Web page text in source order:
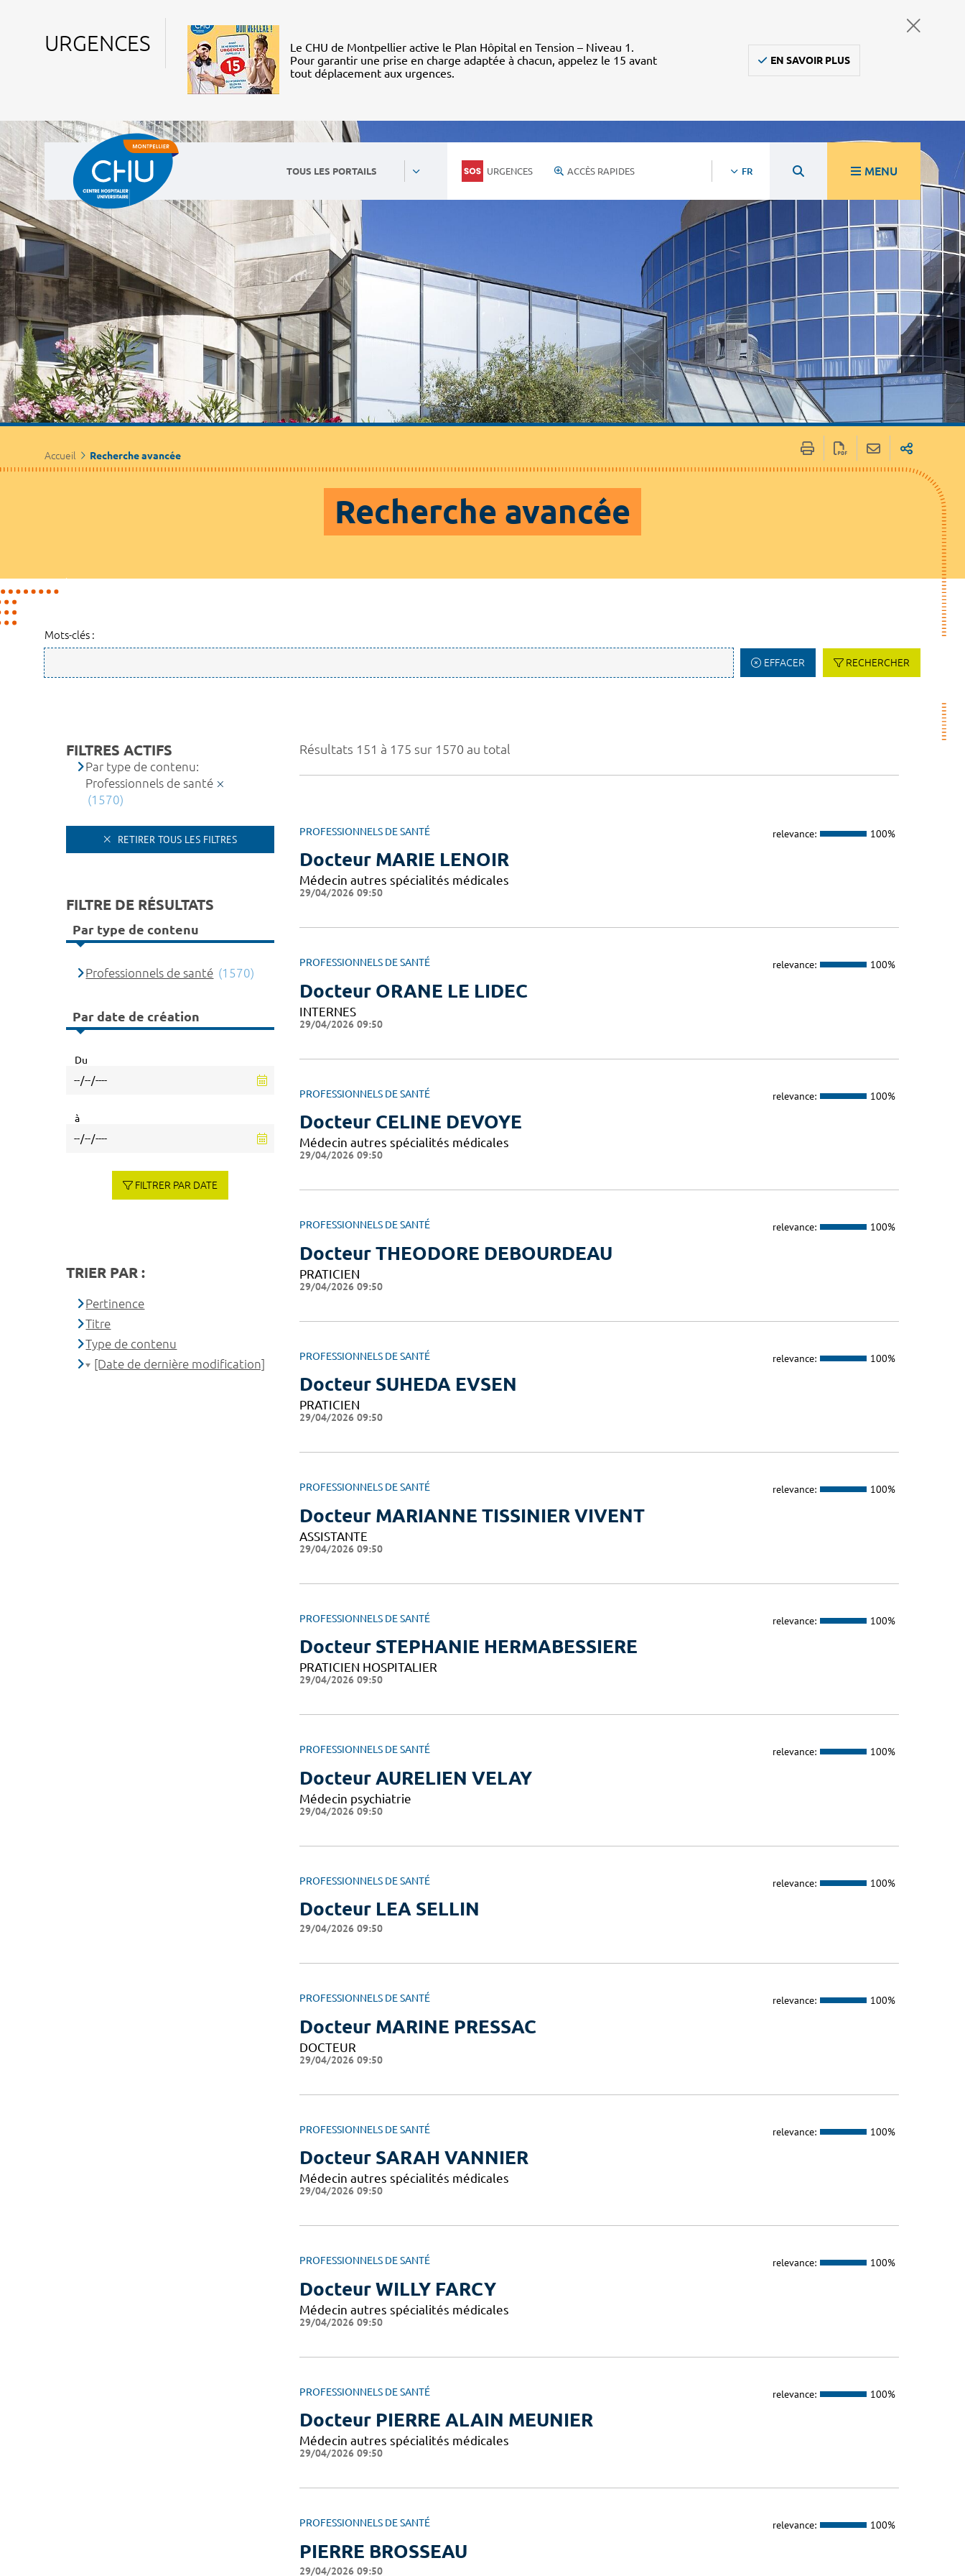
URGENCES
Le CHU de Montpellier active le Plan Hôpital en Tension – Niveau 1.
Pour garantir une prise en charge adaptée à chacun, appelez le 15 avant
tout déplacement aux urgences.
EN SAVOIR PLUS
TOUS LES PORTAILS URGENCES ACCÈS RAPIDES FR MENU
Accueil Recherche avancée
Recherche avancée
Mots-clés :
EFFACER RECHERCHER
Résultats 151 à 175 sur 1570 au total
PROFESSIONNELS DE SANTÉ relevance: 100%
Docteur MARIE LENOIR
Médecin autres spécialités médicales
29/04/2026 09:50
PROFESSIONNELS DE SANTÉ relevance: 100%
Docteur ORANE LE LIDEC
INTERNES
29/04/2026 09:50
PROFESSIONNELS DE SANTÉ relevance: 100%
Docteur CELINE DEVOYE
Médecin autres spécialités médicales
29/04/2026 09:50
PROFESSIONNELS DE SANTÉ relevance: 100%
Docteur THEODORE DEBOURDEAU
PRATICIEN
29/04/2026 09:50
PROFESSIONNELS DE SANTÉ relevance: 100%
Docteur SUHEDA EVSEN
PRATICIEN
29/04/2026 09:50
PROFESSIONNELS DE SANTÉ relevance: 100%
Docteur MARIANNE TISSINIER VIVENT
ASSISTANTE
29/04/2026 09:50
PROFESSIONNELS DE SANTÉ relevance: 100%
Docteur STEPHANIE HERMABESSIERE
PRATICIEN HOSPITALIER
29/04/2026 09:50
PROFESSIONNELS DE SANTÉ relevance: 100%
Docteur AURELIEN VELAY
Médecin psychiatrie
29/04/2026 09:50
PROFESSIONNELS DE SANTÉ relevance: 100%
Docteur LEA SELLIN
29/04/2026 09:50
PROFESSIONNELS DE SANTÉ relevance: 100%
Docteur MARINE PRESSAC
DOCTEUR
29/04/2026 09:50
PROFESSIONNELS DE SANTÉ relevance: 100%
Docteur SARAH VANNIER
Médecin autres spécialités médicales
29/04/2026 09:50
PROFESSIONNELS DE SANTÉ relevance: 100%
Docteur WILLY FARCY
Médecin autres spécialités médicales
29/04/2026 09:50
PROFESSIONNELS DE SANTÉ relevance: 100%
Docteur PIERRE ALAIN MEUNIER
Médecin autres spécialités médicales
29/04/2026 09:50
PROFESSIONNELS DE SANTÉ relevance: 100%
PIERRE BROSSEAU
29/04/2026 09:50
FILTRES ACTIFS
Par type de contenu:
Professionnels de santé
(1570)
RETIRER TOUS LES FILTRES
FILTRE DE RÉSULTATS
Par type de contenu
Professionnels de santé (1570)
Par date de création
Du
à
FILTRER PAR DATE
TRIER PAR :
Pertinence
Titre
Type de contenu
[Date de dernière modification]